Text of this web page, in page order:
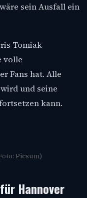
sein Ausfall ein
Tomiak
volle
Fans hat. Alle
und seine
kann.
Picsum)
Hannover